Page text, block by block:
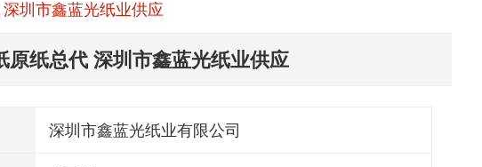
圳市鑫蓝光纸业供应
原纸总代 深圳市鑫蓝光纸业供应
深圳市鑫蓝光纸业有限公司